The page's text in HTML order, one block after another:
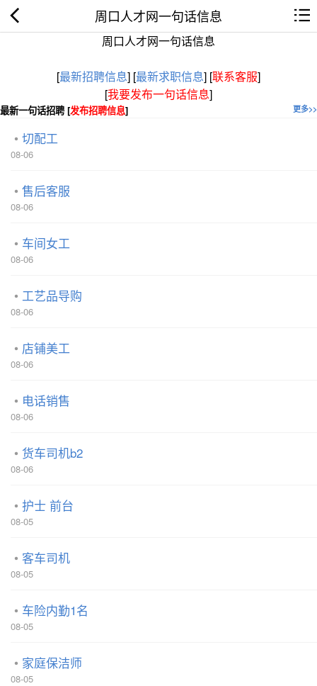
周口人才网一句话信息
周口人才网一句话信息
[最新招聘信息] [最新求职信息] [联系客服]
[我要发布一句话信息]
更多>>
最新一句话招聘 [发布招聘信息]
切配工
08-06
售后客服
08-06
车间女工
08-06
工艺品导购
08-06
店铺美工
08-06
电话销售
08-06
货车司机b2
08-06
护士 前台
08-05
客车司机
08-05
车险内勤1名
08-05
家庭保洁师
08-05